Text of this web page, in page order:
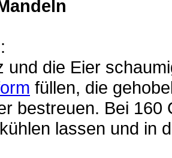
und die Eier
füllen, die
bestreuen. Bei
lassen und in